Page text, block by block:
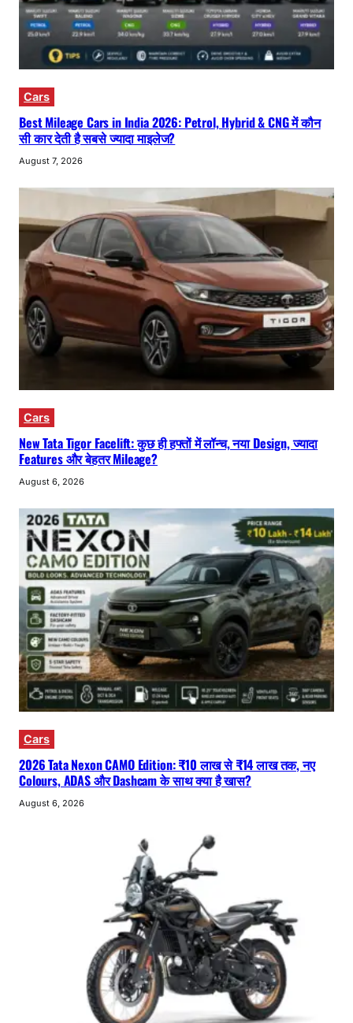
Cars
Best Mileage Cars in India 2026: Petrol, Hybrid & CNG में कौन
सी कार देती है सबसे ज्यादा माइलेज?
August 7, 2026
Cars
New Tata Tigor Facelift: कुछ ही हफ्तों में लॉन्च, नया Design, ज्यादा
Features और बेहतर Mileage?
August 6, 2026
Cars
2026 Tata Nexon CAMO Edition: ₹10 लाख से ₹14 लाख तक, नए
Colours, ADAS और Dashcam के साथ क्या है खास?
August 6, 2026